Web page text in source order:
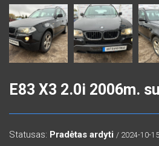
E83 X3 2.0i 2006m.
Statusas: Pradėtas ardyti / 2024-10-15